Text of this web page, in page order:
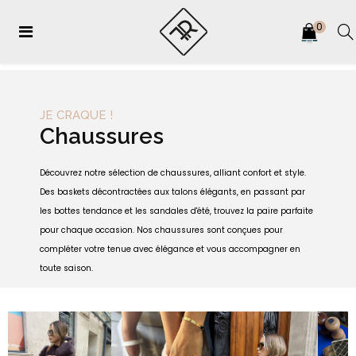
Basculer
☰ 0
Livraison en 48 à 72h offerte à partir de 29,90 € en France en point relais
JE CRAQUE !
Chaussures
Découvrez notre sélection de chaussures, alliant confort et style.
Des baskets décontractées aux talons élégants, en passant par
les bottes tendance et les sandales d'été, trouvez la paire parfaite
pour chaque occasion. Nos chaussures sont conçues pour
compléter votre tenue avec élégance et vous accompagner en
toute saison.